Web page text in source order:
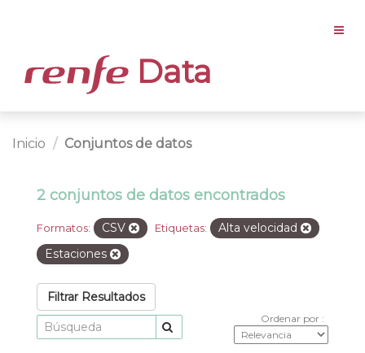
Data
Inicio Conjuntos de datos
2 conjuntos de datos encontrados
Formatos: CSV Etiquetas:
Alta velocidad
Estaciones
Filtrar Resultados
Ordenar por